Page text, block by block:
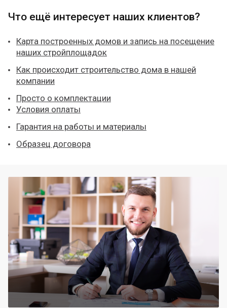
Что ещё интересует наших клиентов?
Карта построенных домов и запись на посещение
наших стройплощадок
Как происходит строительство дома в нашей
компании
Просто о комплектации
Условия оплаты
Гарантия на работы и материалы
Образец договора